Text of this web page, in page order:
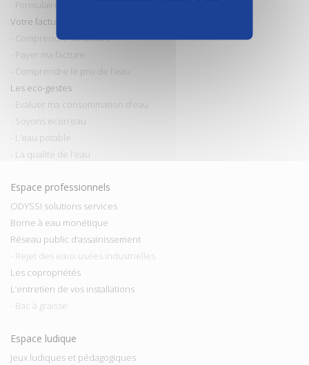
- Formulaires de demande
Votre facture
- Comprendre sa facture
- Payer ma facture
- Comprendre le prix de l'eau
Les eco-gestes
- Evaluer ma consommation d’eau
- Soyons econ’eau
- L’eau potable
- La qualité de l'eau
Espace professionnels
ODYSSI solutions services
Borne à eau monétique
Réseau public d’assainissement
- Rejet des eaux usées industrielles
Les copropriétés
L’entretien de vos installations
- Bac à graisse
Espace ludique
Jeux ludiques et pédagogiques